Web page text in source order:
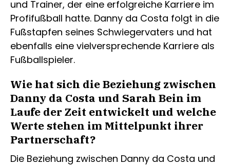
und Trainer, der eine erfolgreiche Karriere im
Profifußball hatte. Danny da Costa folgt in die
Fußstapfen seines Schwiegervaters und hat
ebenfalls eine vielversprechende Karriere als
Fußballspieler.
Wie hat sich die Beziehung zwischen
Danny da Costa und Sarah Bein im
Laufe der Zeit entwickelt und welche
Werte stehen im Mittelpunkt ihrer
Partnerschaft?
Die Beziehung zwischen Danny da Costa und